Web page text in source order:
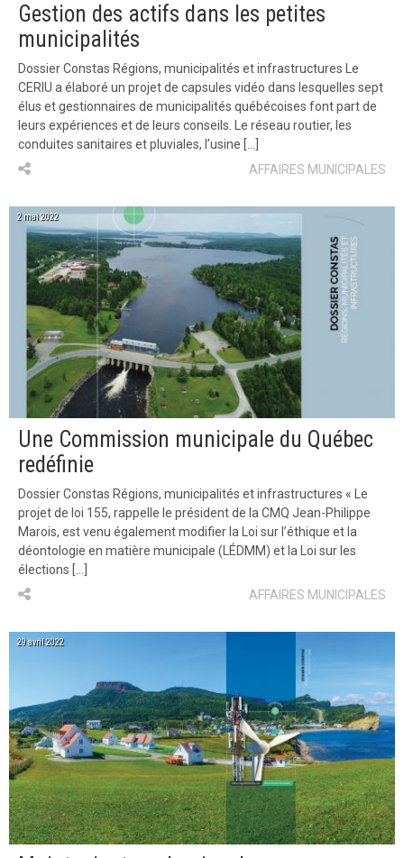
Gestion des actifs dans les petites
municipalités
Dossier Constas Régions, municipalités et infrastructures Le
CERIU a élaboré un projet de capsules vidéo dans lesquelles sept
élus et gestionnaires de municipalités québécoises font part de
leurs expériences et de leurs conseils. Le réseau routier, les
conduites sanitaires et pluviales, l’usine […]
AFFAIRES MUNICIPALES
2 mai 2022
Une Commission municipale du Québec
redéfinie
Dossier Constas Régions, municipalités et infrastructures « Le
projet de loi 155, rappelle le président de la CMQ Jean-Philippe
Marois, est venu également modifier la Loi sur l’éthique et la
déontologie en matière municipale (LÉDMM) et la Loi sur les
élections […]
AFFAIRES MUNICIPALES
29 avril 2022